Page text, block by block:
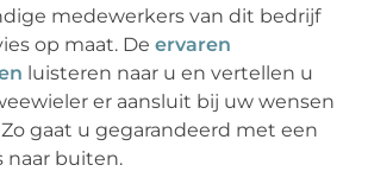
medewerkers van dit bedrijf
op maat. Deervaren
luisteren naar u en vertellen u
er aansluit bij uw wensen
gaat u gegarandeerd met een
naar buiten.